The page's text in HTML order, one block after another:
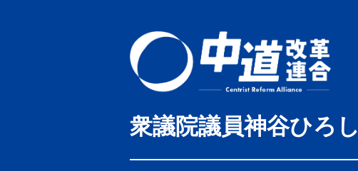
衆議院議員神谷ひろし